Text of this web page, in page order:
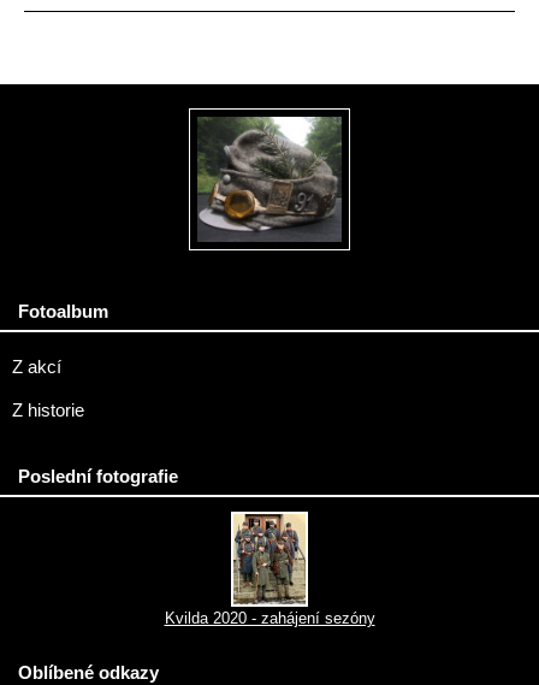
Fotoalbum
Z akcí
Z historie
Poslední fotografie
Kvilda 2020 - zahájení sezóny
Oblíbené odkazy